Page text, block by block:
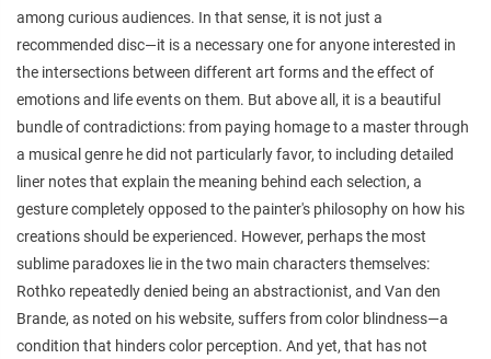
among curious audiences. In that sense, it is not just a
recommended disc—it is a necessary one for anyone interested in
the intersections between different art forms and the effect of
emotions and life events on them. But above all, it is a beautiful
bundle of contradictions: from paying homage to a master through
a musical genre he did not particularly favor, to including detailed
liner notes that explain the meaning behind each selection, a
gesture completely opposed to the painter's philosophy on how his
creations should be experienced. However, perhaps the most
sublime paradoxes lie in the two main characters themselves:
Rothko repeatedly denied being an abstractionist, and Van den
Brande, as noted on his website, suffers from color blindness—a
condition that hinders color perception. And yet, that has not